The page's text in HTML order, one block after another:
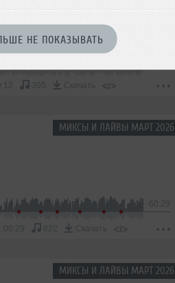
НЕ ПОКАЗЫВАТЬ
395 Скачать </>
МИКСЫ И ЛАЙВЫ МАРТ 2026
-60:29
1:00:29 822 Скачать </>
МИКСЫ И ЛАЙВЫ МАРТ 2026